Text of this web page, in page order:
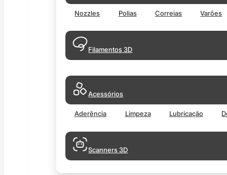
Nozzles Polias Correias Varões
Filamentos 3D
Acessórios
Aderência Limpeza Lubricação
Scanners 3D